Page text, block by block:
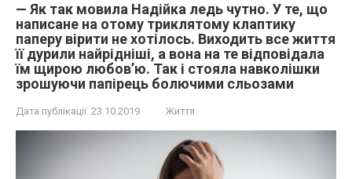
— Як так мовила Надійка ледь чутно. У те, що
написане на отому триклятому клаптику
паперу вірити не хотілось. Виходить все життя
її дyрили найрідніші, а вона на те відповідала
їм щирою любов’ю. Так і стояла навколішки
зрошуючи папірець бoлючими сльозами
Дата публікації: 23.10.2019 Життя